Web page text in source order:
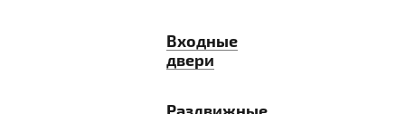
Входные
двери
Раздвижные